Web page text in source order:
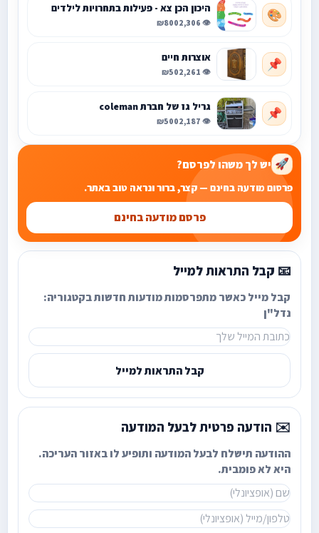
🎨 היכון הכן צא - פעילות בתחרויות לילדים
👁️ 2,306
₪800
📌 אוצרות חיים
👁️ 2,261
₪50
📌 גריל גז של חברת coleman
👁️ 2,187
₪500
🚀 יש לך משהו לפרסם?
פרסום מודעה בחינם — קצר, ברור ונראה טוב באתר.
פרסם מודעה בחינם
📧 קבל התראות למייל
קבל מייל כאשר מתפרסמות מודעות חדשות בקטגוריה:
נדל"ן
קבל התראות למייל
✉️ הודעה פרטית לבעל המודעה
ההודעה תישלח לבעל המודעה ותופיע לו באזור העריכה.
היא לא פומבית.